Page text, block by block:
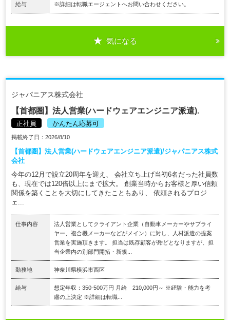
給与 ※詳細は転職エージェントへお問い合わせください。
気になる
ジャパニアス株式会社
【首都圏】法人営業(ハードウェアエンジニア派遣).
正社員 かんたん応募可
掲載終了日：2026/8/10
【首都圏】法人営業(ハードウェアエンジニア派遣)/ジャパニアス株式
会社
今年の12月で設立20周年を迎え、 会社立ち上げ当初6名だった社員数
も、現在では120倍以上にまで拡大。 創業当時からお客様と厚い信頼
関係を築くことを大切にしてきたこともあり、 依頼されるプロジ
ェ...
仕事内容
法人営業としてクライアント企業（自動車メーカーやサプライ
ヤー、複合機メーカーなどがメイン）に対し、人材派遣の提案
営業を実施頂きます。 担当は既存顧客が殆どとなりますが、担
当企業内の別部門開拓・新規...
勤務地 神奈川県横浜市西区
給与
想定年収：350-500万円 月給 210,000円～ ※経験・能力を考
慮の上決定 ※詳細は転職...